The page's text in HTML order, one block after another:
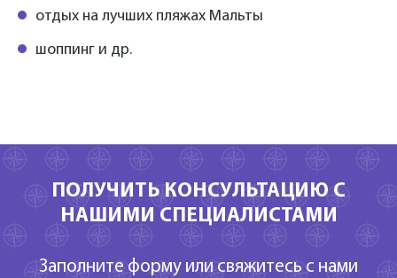
отдых на лучших пляжах Мальты
шоппинг и др.
ПОЛУЧИТЬ КОНСУЛЬТАЦИЮ С
НАШИМИ СПЕЦИАЛИСТАМИ
Заполните форму или свяжитесь с нами